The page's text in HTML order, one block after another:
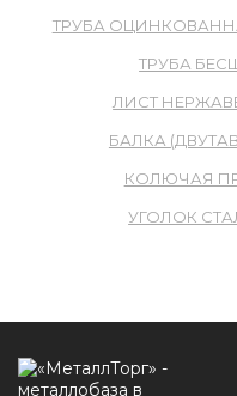
ТРУБА
ТРУБА
ЛИСТ
БАЛКА
КОЛЮЧАЯ
УГОЛОК